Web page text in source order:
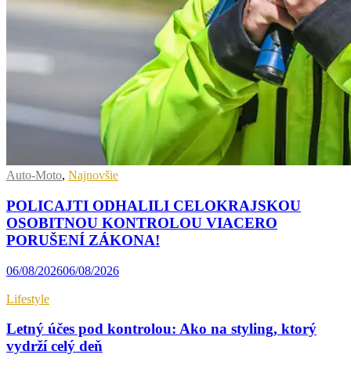
Auto-Moto, Najnovšie
POLICAJTI ODHALILI CELOKRAJSKOU
OSOBITNOU KONTROLOU VIACERO
PORUŠENÍ ZÁKONA!
06/08/202606/08/2026
Lifestyle
Letný účes pod kontrolou: Ako na styling, ktorý
vydrží celý deň